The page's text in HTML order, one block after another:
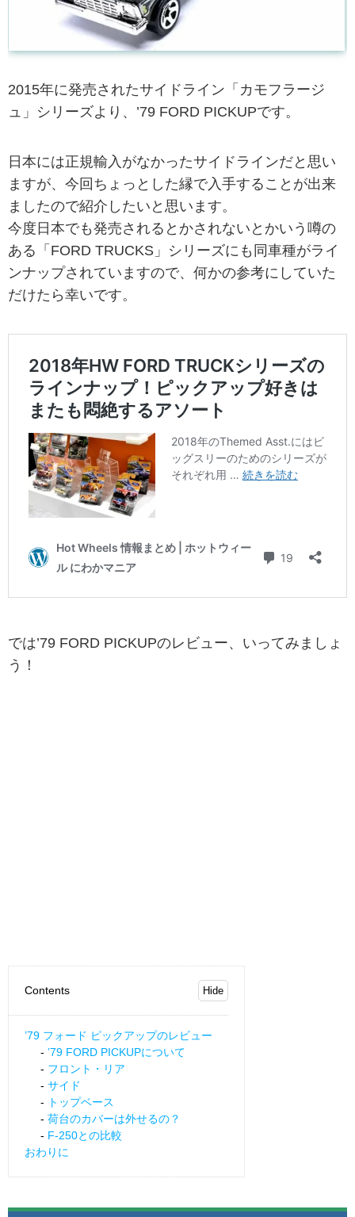
2015年に発売されたサイドライン「カモフラージ
ュ」シリーズより、’79 FORD PICKUPです。
日本には正規輸入がなかったサイドラインだと思い
ますが、今回ちょっとした縁で入手することが出来
ましたので紹介したいと思います。
今度日本でも発売されるとかされないとかいう噂の
ある「FORD TRUCKS」シリーズにも同車種がライ
ンナップされていますので、何かの参考にしていた
だけたら幸いです。
では’79 FORD PICKUPのレビュー、いってみましょ
う！
Contents
’79 フォード ピックアップのレビュー
’79 FORD PICKUPについて
フロント・リア
サイド
トップベース
荷台のカバーは外せるの？
F-250との比較
おわりに